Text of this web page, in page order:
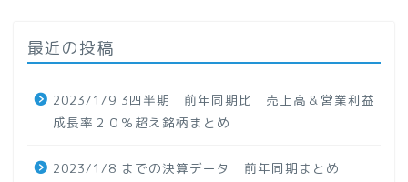
最近の投稿
2023/1/9 3四半期 前年同期比 売上高＆営業利益
成長率２０％超え銘柄まとめ
2023/1/8 までの決算データ 前年同期まとめ